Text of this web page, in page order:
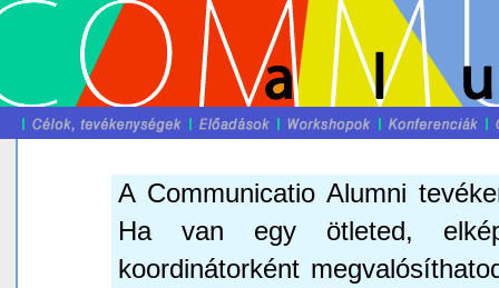
A Communicatio Alumni
Ha van egy ötleted,
koordinátorként